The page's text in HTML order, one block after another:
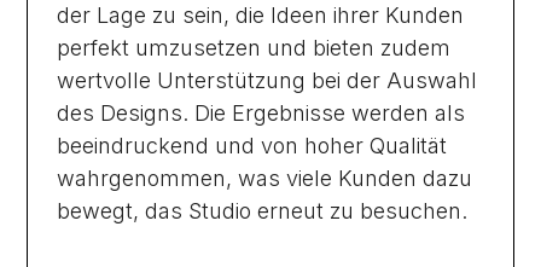
der Lage zu sein, die Ideen ihrer Kunden
perfekt umzusetzen und bieten zudem
wertvolle Unterstützung bei der Auswahl
des Designs. Die Ergebnisse werden als
beeindruckend und von hoher Qualität
wahrgenommen, was viele Kunden dazu
bewegt, das Studio erneut zu besuchen.